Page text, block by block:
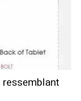
ressemblant